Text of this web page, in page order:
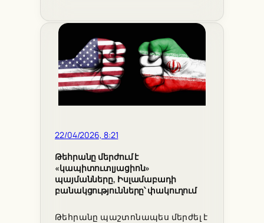
22/04/2026, 8:21
Թեհրանը մերժում է
«կապիտուտլյացիոն»
պայմանները, Իսլամաբադի
բանակցությունները՝ փակուղում
Թեհրանը պաշտոնապես մերժել է